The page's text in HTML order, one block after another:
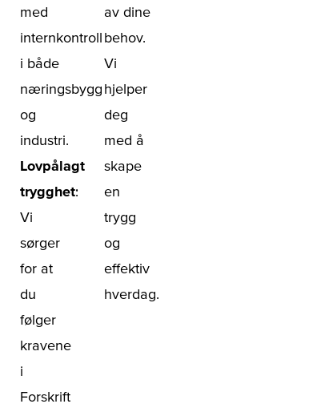
med
internkontroll
i både
næringsbygg
og
industri.
Lovpålagt
trygghet:
Vi
sørger
for at
du
følger
kravene
i
Forskrift
av dine
behov.
Vi
hjelper
deg
med å
skape
en
trygg
og
effektiv
hverdag.